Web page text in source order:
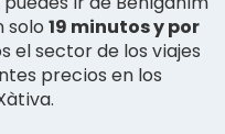
solo 19 minutos y por
el sector de los viajes
precios en los